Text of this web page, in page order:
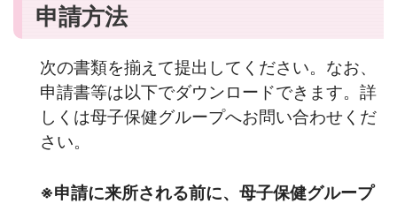
申請方法
次の書類を揃えて提出してください。なお、
申請書等は以下でダウンロードできます。詳
しくは母子保健グループへお問い合わせくだ
さい。
※申請に来所される前に、母子保健グループ